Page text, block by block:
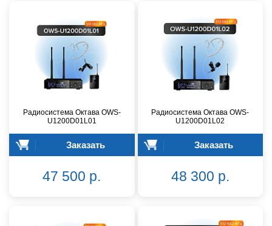
Радиосистема Октава OWS-
U1200D01L01
Заказать
47 500 р.
Радиосистема Октава OWS-
U1200D01L02
Заказать
48 300 р.